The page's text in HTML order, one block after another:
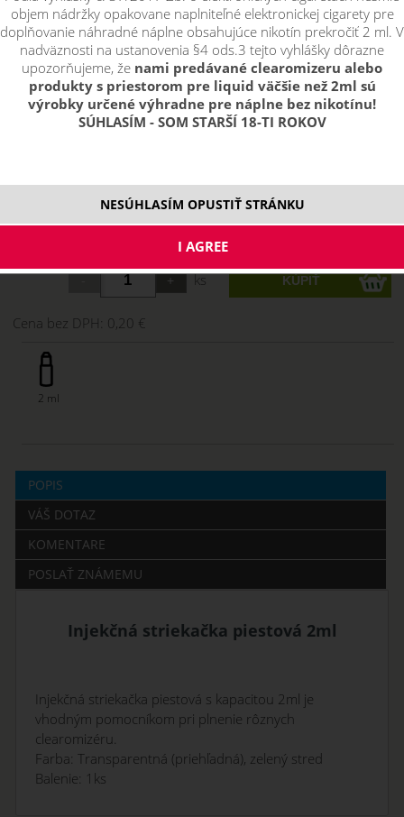
skladom
ks
Cena bez DPH: 0,20 €
2 ml
POPIS
VÁŠ DOTAZ
KOMENTARE
POSLAŤ ZNÁMEMU
Injekčná striekačka piestová 2ml
Injekčná striekačka piestová s kapacitou 2ml je
vhodným pomocníkom pri plnenie rôznych
clearomizéru.
Farba: Transparentná (priehľadná), zelený stred
Balenie: 1ks
objem nádržky opakovane naplniteľné elektronickej cigarety pre
doplňovanie náhradné náplne obsahujúce nikotín prekročiť 2 ml. V
nadväznosti na ustanovenia §4 ods.3 tejto vyhlášky dôrazne
upozorňujeme, že nami predávané clearomizeru alebo
produkty s priestorom pre liquid väčšie než 2ml sú
výrobky určené výhradne pre náplne bez nikotínu!
SÚHLASÍM - SOM STARŠÍ 18-TI ROKOV
NESÚHLASÍM OPUSTIŤ STRÁNKU